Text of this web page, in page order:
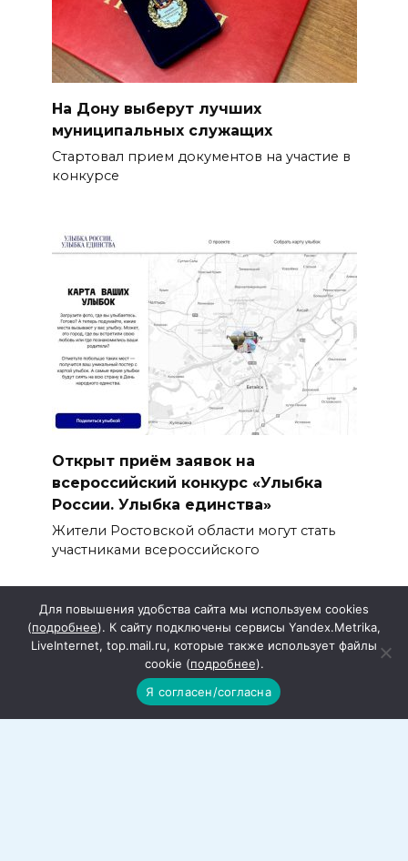
На Дону выберут лучших
муниципальных служащих
Стартовал прием документов на участие в
конкурсе
Открыт приём заявок на
всероссийский конкурс «Улыбка
России. Улыбка единства»
Жители Ростовской области могут стать
участниками всероссийского
Для повышения удобства сайта мы используем cookies
(подробнее). К сайту подключены сервисы Yandex.Metrika,
LiveInternet, top.mail.ru, которые также использует файлы
cookie (подробнее).
Я согласен/согласна